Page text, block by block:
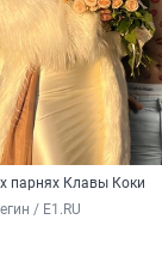
парнях Клавы Коки
/ E1.RU